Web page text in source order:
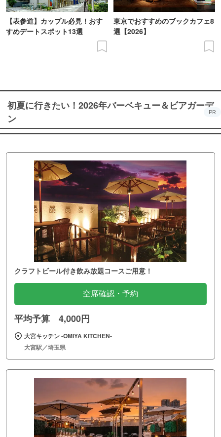
【表参道】カップル必見！おす
すめデートスポット13選
東京でおすすめのブックカフェ8
選【2026】
初夏に行きたい！2026年バーベキュー＆ビアガーデ
ン
PR
クラフトビール付き飲み放題コースご用意！
空席確認・予約
平均予算 4,000円
大宮キッチン ‐OMIYA KITCHEN‐
大宮駅／埼玉県